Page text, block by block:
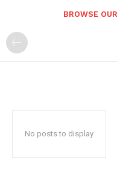
BROWSE
No posts to display